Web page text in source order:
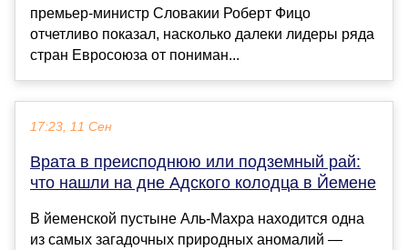
премьер-министр Словакии Роберт Фицо
отчетливо показал, насколько далеки лидеры ряда
стран Евросоюза от пониман...
17:23, 11 Сен
Врата в преисподнюю или подземный рай:
что нашли на дне Адского колодца в Йемене
В йеменской пустыне Аль-Махра находится одна
из самых загадочных природных аномалий —